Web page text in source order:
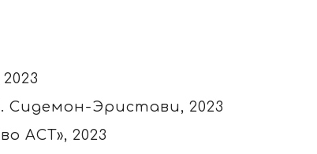
Сидемон-Эристави, 2023
АСТ», 2023